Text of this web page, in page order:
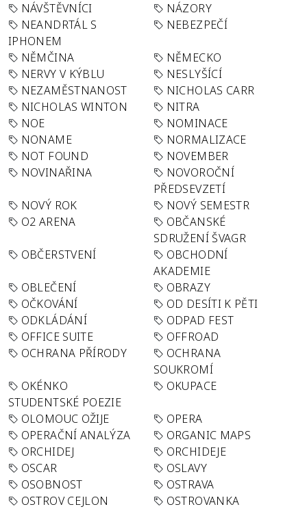
NÁVŠTĚVNÍCI
NÁZORY
NEANDRTÁL S
IPHONEM
NEBEZPEČÍ
NĚMČINA
NĚMECKO
NERVY V KÝBLU
NESLYŠÍCÍ
NEZAMĚSTNANOST
NICHOLAS CARR
NICHOLAS WINTON
NITRA
NOE
NOMINACE
NONAME
NORMALIZACE
NOT FOUND
NOVEMBER
NOVINAŘINA
NOVOROČNÍ
PŘEDSEVZETÍ
NOVÝ ROK
NOVÝ SEMESTR
O2 ARENA
OBČANSKÉ
SDRUŽENÍ ŠVAGR
OBČERSTVENÍ
OBCHODNÍ
AKADEMIE
OBLEČENÍ
OBRAZY
OČKOVÁNÍ
OD DESÍTI K PĚTI
ODKLÁDÁNÍ
ODPAD FEST
OFFICE SUITE
OFFROAD
OCHRANA PŘÍRODY
OCHRANA
SOUKROMÍ
OKÉNKO
STUDENTSKÉ POEZIE
OKUPACE
OLOMOUC OŽIJE
OPERA
OPERAČNÍ ANALÝZA
ORGANIC MAPS
ORCHIDEJ
ORCHIDEJE
OSCAR
OSLAVY
OSOBNOST
OSTRAVA
OSTROV CEJLON
OSTROVANKA